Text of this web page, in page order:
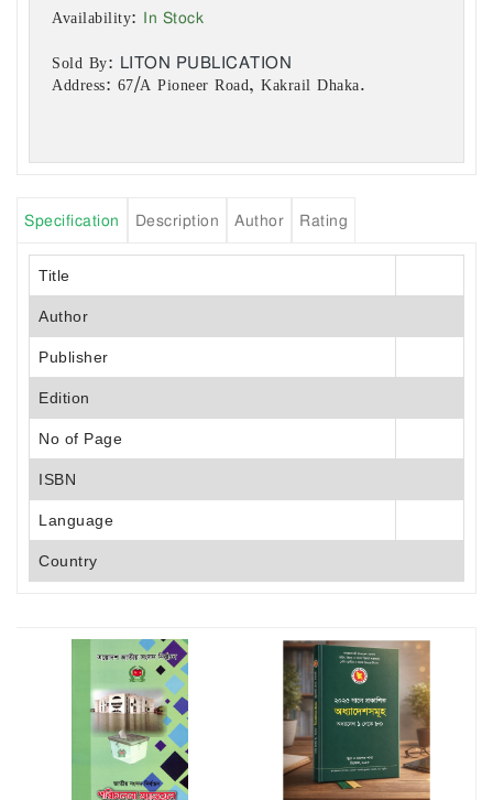
Availability: In Stock
Sold By: LITON PUBLICATION
Address: 67/A Pioneer Road, Kakrail Dhaka.
Specification Description Author Rating
Title
Author
Publisher
Edition
No of Page
ISBN
Language
Country